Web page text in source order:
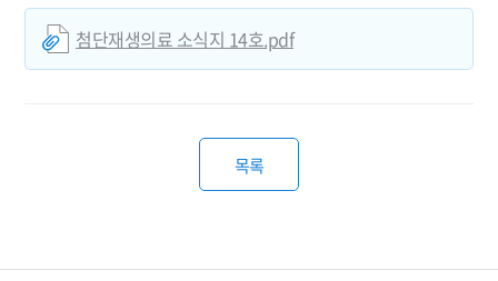
첨단재생의료 소식지 14호.pdf
목록